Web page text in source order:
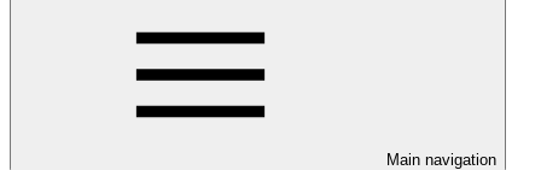
Main navigation